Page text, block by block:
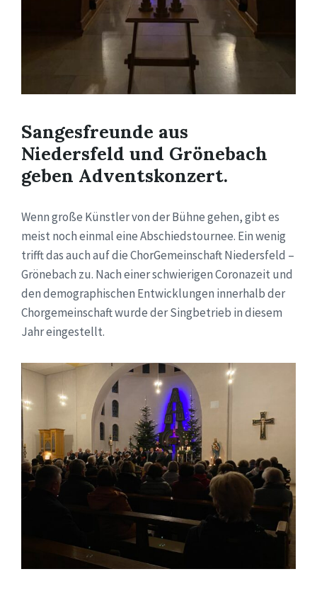
Sangesfreunde aus
Niedersfeld und Grönebach
geben Adventskonzert.
Wenn große Künstler von der Bühne gehen, gibt es
meist noch einmal eine Abschiedstournee. Ein wenig
trifft das auch auf die ChorGemeinschaft Niedersfeld –
Grönebach zu. Nach einer schwierigen Coronazeit und
den demographischen Entwicklungen innerhalb der
Chorgemeinschaft wurde der Singbetrieb in diesem
Jahr eingestellt.